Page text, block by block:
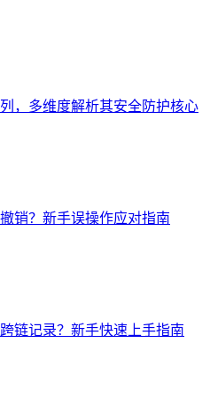
，多维度解析其安全防护核心
销？新手误操作应对指南
链记录？新手快速上手指南